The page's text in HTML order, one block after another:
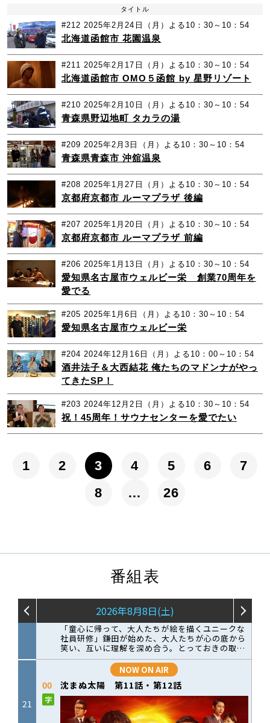
タイトル
#212 2025年2月24日（月）よる10：30～10：54
北海道函館市 花園温泉
#211 2025年2月17日（月）よる10：30～10：54
北海道函館市 OMO５函館 by 星野リゾート
#210 2025年2月10日（月）よる10：30～10：54
青森県野辺地町 タカラの湯
#209 2025年2月3日（月）よる10：30～10：54
青森県青森市 沖舘温泉
#208 2025年1月27日（月）よる10：30～10：54
京都府京都市 ルーマプラザ 後編
#207 2025年1月20日（月）よる10：30～10：54
京都府京都市 ルーマプラザ 前編
#206 2025年1月13日（月）よる10：30～10：54
愛知県名古屋市ウェルビー栄 創業70周年を
愛でる
#205 2025年1月6日（月）よる10：30～10：54
愛知県名古屋市ウェルビー栄
#204 2024年12月16日（月）よる10：00～10：54
酒井法子＆大西結花 俺たちのマドンナがやっ
てきたSP！
#203 2024年12月2日（月）よる10：30～10：54
祝！45周年！サウナセンターを愛でたい
1 2 3 4 5 6
7
8
… 26
番組表